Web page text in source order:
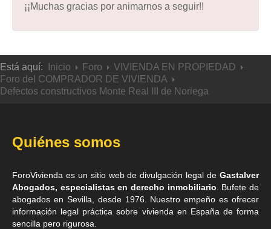
¡¡Muchas gracias por animarnos a seguir!!
Está aquí: Inicio Foro
VIVIENDA EN PROPIEDAD
Foro del COMPRADOR DE VIVIENDA
Defectos constructivos Monte Real III de Noriega
Quiénes somos
ForoVivienda es un sitio web de divulgación legal de Gastalver
Abogados, especialistas en derecho inmobiliario . Bufete de
abogados en Sevilla , desde 1976. Nuestro empeño es ofrecer
información legal práctica sobre vivienda en España de forma
sencilla pero rigurosa.